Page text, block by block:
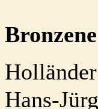
Hans-